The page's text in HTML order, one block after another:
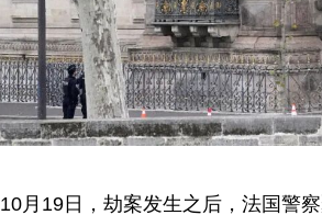
10月19日，劫案发生之后，法国警